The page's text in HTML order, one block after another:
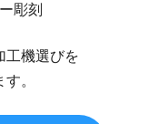
彫刻
工機選びを
。